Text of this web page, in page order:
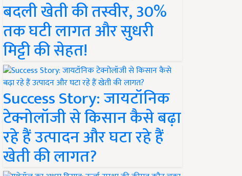
बदली खेती की तस्वीर, 30%
तक घटी लागत और सुधरी
मिट्टी की सेहत!
Success Story: जायटॉनिक
टेक्नोलॉजी से किसान कैसे बढ़ा
रहे हैं उत्पादन और घटा रहे हैं
खेती की लागत?